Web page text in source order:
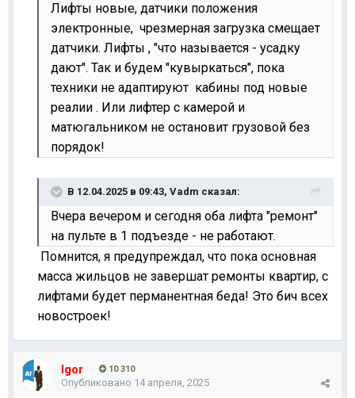
Лифты новые, датчики положения
электронные, чрезмерная загрузка смещает
датчики. Лифты , "что называется - усадку
дают". Так и будем "кувыркаться", пока
техники не адаптируют кабины под новые
реалии . Или лифтер с камерой и
матюгальником не остановит грузовой без
порядок!
В 12.04.2025 в 09:43, Vadm сказал:
Вчера вечером и сегодня оба лифта "ремонт"
на пульте в 1 подъезде - не работают.
Помнится, я предупреждал, что пока основная
масса жильцов не завершат ремонты квартир, с
лифтами будет перманентная беда! Это бич всех
новостроек!
Igor 10 310
Опубликовано 14 апреля, 2025